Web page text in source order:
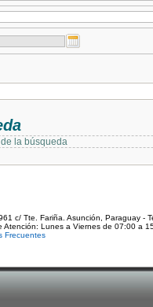
la búsqueda
c/ Tte. Fariña. Asunción, Paraguay -
Atención: Lunes a Viernes de 07:00 a
Frecuentes